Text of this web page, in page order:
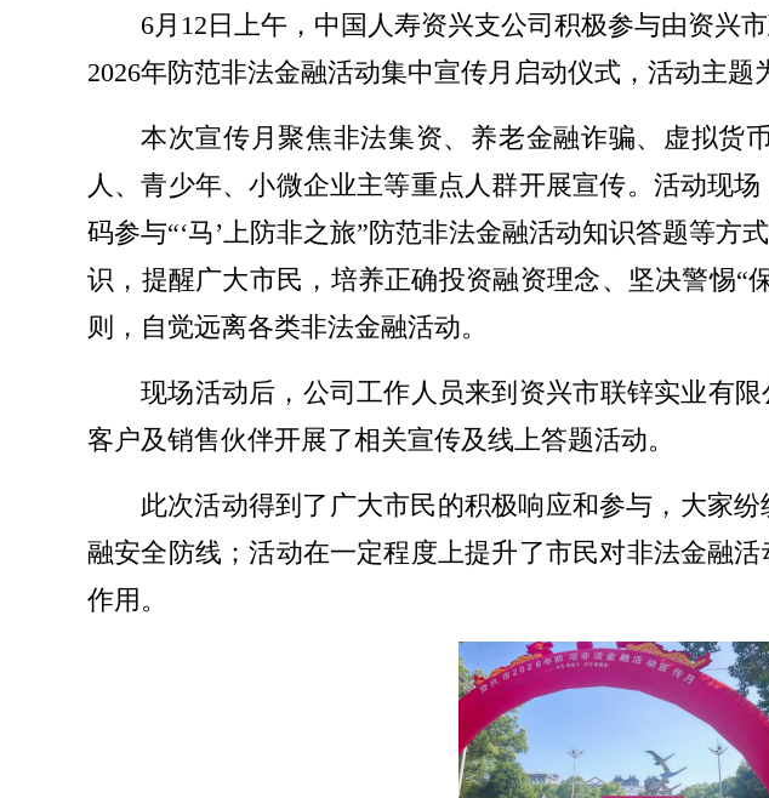
6月12日上午，中国人寿资兴支公司积极参与由资兴
2026年防范非法金融活动集中宣传月启动仪式，活动主题
本次宣传月聚焦非法集资、养老金融诈骗、虚拟货
人、青少年、小微企业主等重点人群开展宣传。活动现
码参与“‘马’上防非之旅”防范非法金融活动知识答题等
识，提醒广大市民，培养正确投资融资理念、坚决警惕“
则，自觉远离各类非法金融活动。
现场活动后，公司工作人员来到资兴市联锌实业有
客户及销售伙伴开展了相关宣传及线上答题活动。
此次活动得到了广大市民的积极响应和参与，大家
融安全防线；活动在一定程度上提升了市民对非法金融
作用。